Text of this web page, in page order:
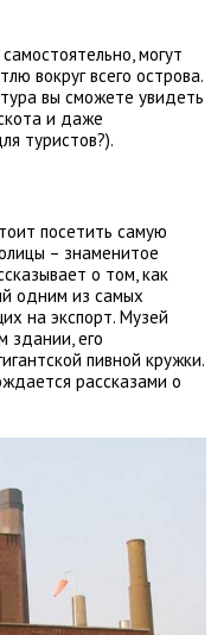
могут
вокруг всего острова.
вы сможете увидеть
и даже
туристов?).
посетить самую
– знаменитое
о том, как
одним из самых
на экспорт. Музей
здании, его
пивной кружки.
рассказами о